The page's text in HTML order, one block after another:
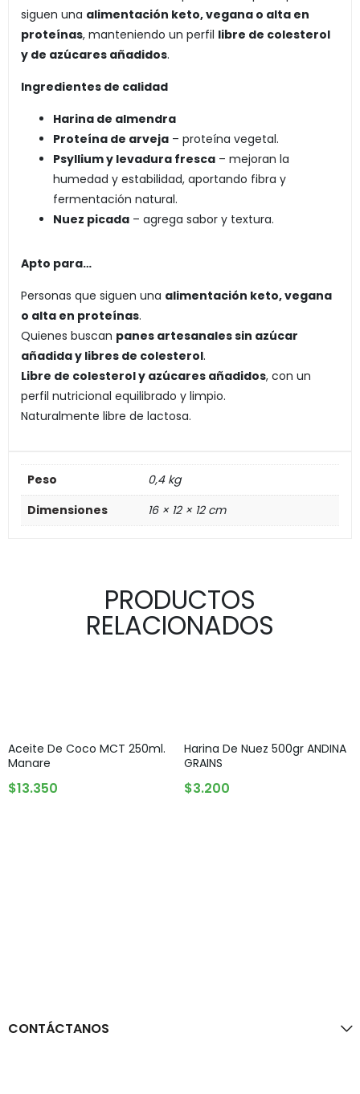
siguen una alimentación keto, vegana o alta en
proteínas, manteniendo un perfil libre de colesterol
y de azúcares añadidos.
Ingredientes de calidad
Harina de almendra
Proteína de arveja – proteína vegetal.
Psyllium y levadura fresca – mejoran la
humedad y estabilidad, aportando fibra y
fermentación natural.
Nuez picada – agrega sabor y textura.
Apto para…
Personas que siguen una alimentación keto, vegana
o alta en proteínas.
Quienes buscan panes artesanales sin azúcar
añadida y libres de colesterol.
Libre de colesterol y azúcares añadidos, con un
perfil nutricional equilibrado y limpio.
Naturalmente libre de lactosa.
Peso
0,4 kg
Dimensiones
16 × 12 × 12 cm
PRODUCTOS
RELACIONADOS
Aceite De Coco MCT 250ml.
Manare
$13.350
Harina De Nuez 500gr ANDINA
GRAINS
$3.200
CONTÁCTANOS